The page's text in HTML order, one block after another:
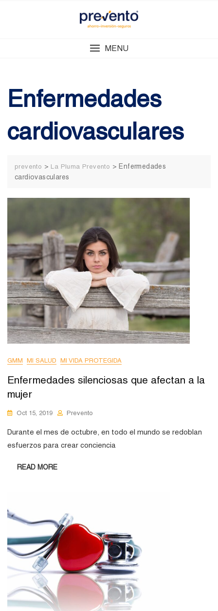
MENU
Enfermedades
cardiovasculares
prevento > La Pluma Prevento > Enfermedades
cardiovasculares
GMM MI SALUD MI VIDA PROTEGIDA
Enfermedades silenciosas que afectan a la
mujer
Oct 15, 2019 Prevento
Durante el mes de octubre, en todo el mundo se redoblan
esfuerzos para crear conciencia
READ MORE